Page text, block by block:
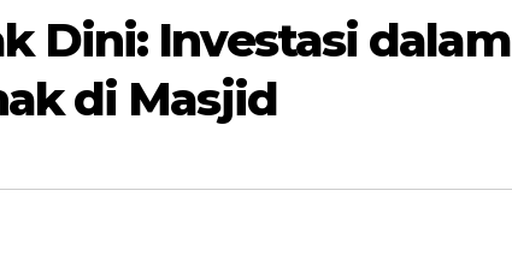
Dini: Investasi dalam
di Masjid